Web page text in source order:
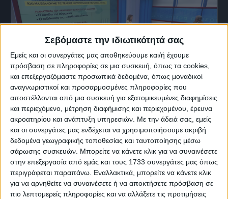
Σεβόμαστε την ιδιωτικότητά σας
Εμείς και οι συνεργάτες μας αποθηκεύουμε και/ή έχουμε
πρόσβαση σε πληροφορίες σε μια συσκευή, όπως τα cookies,
και επεξεργαζόμαστε προσωπικά δεδομένα, όπως μοναδικοί
αναγνωριστικοί και προσαρμοσμένες πληροφορίες που
αποστέλλονται από μια συσκευή για εξατομικευμένες διαφημίσεις
και περιεχόμενο, μέτρηση διαφήμισης και περιεχομένου, έρευνα
ακροατηρίου και ανάπτυξη υπηρεσιών. Με την άδειά σας, εμείς
και οι συνεργάτες μας ενδέχεται να χρησιμοποιήσουμε ακριβή
δεδομένα γεωγραφικής τοποθεσίας και ταυτοποίησης μέσω
σάρωσης συσκευών. Μπορείτε να κάνετε κλικ για να συναινέσετε
στην επεξεργασία από εμάς και τους 1733 συνεργάτες μας όπως
περιγράφεται παραπάνω. Εναλλακτικά, μπορείτε να κάνετε κλικ
για να αρνηθείτε να συναινέσετε ή να αποκτήσετε πρόσβαση σε
πιο λεπτομερείς πληροφορίες και να αλλάξετε τις προτιμήσεις
15 Ιουλίου, 2026
ΚΡΗΤΗ ΣΗΜΕΡΑ 15.07.2026